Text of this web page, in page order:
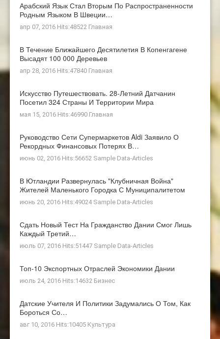
Арабский Язык Стал Вторым По Распространенности
Родным Языком В Швеции…
апр 07, 2016 Hits:48522 Главная
В Течение Ближайшего Десятилетия В Копенгагене
Высадят 100 000 Деревьев
апр 28, 2016 Hits:47840 Главная
Искусство Путешествовать. 28-Летний Датчанин
Посетил 324 Страны И Территории Мира
мая 15, 2016 Hits:46990 Главная
Руководство Сети Супермаркетов Aldi Заявило О
Рекордных Финансовых Потерях В…
июнь 02, 2016 Hits:56652 Sample Data-Articles
В Ютландии Развернулась "клубничная Война"
Жителей Маленького Городка С Муниципалитетом
июнь 20, 2016 Hits:49024 Sample Data-Articles
Сдать Новый Тест На Гражданство Дании Смог Лишь
Каждый Третий…
июль 07, 2016 Hits:51447 Sample Data-Articles
Топ-10 Экспортных Отраслей Экономики Дании
июль 24, 2016 Hits:14632 Бизнес
Датские Учителя И Политики Задумались О Том, Как
Бороться Со…
авг 10, 2016 Hits:10405 Культура